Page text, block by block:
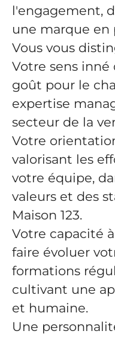
l'engagement,
une marque en
Vous vous
Votre sens
goût pour le
expertise
secteur de la
Votre
valorisant les
votre équipe,
valeurs et des
Maison 123.
Votre capacité
faire évoluer
formations
cultivant une
et humaine.
Une